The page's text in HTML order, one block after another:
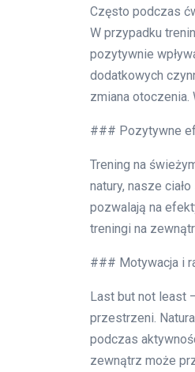
Często podczas
W przypadku
pozytywnie
dodatkowych
zmiana otoczenia.
### Pozytywne
Trening na
natury, nasze
pozwalają na
treningi na
### Motywacja i
Last but not least
przestrzeni.
podczas
zewnątrz może